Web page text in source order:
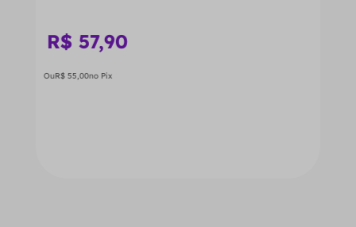
R$ 57,90
OuR$ 55,00no Pix